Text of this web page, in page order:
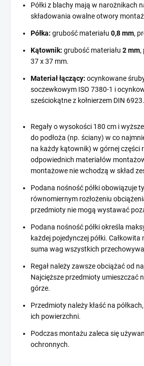
Półki z blachy mają w narożnikach
składowania owalne otwory
Półka: grubość materiału 0,8 mm,
Kątownik: grubość materiału 2 mm,
37 x 37 mm.
Materiał łączący: ocynkowane
soczewkowym ISO 7380-1 i
sześciokątne z kołnierzem DIN 6923.
Regały o wysokości 180 cm i
do podłoża (np. ściany) w co
na każdy kątownik) w górnej części
odpowiednich materiałów
montażowe nie wchodzą w skład
Podana nośność półki obowiązuje
równomiernym rozłożeniu
przedmioty nie mogą wystawać
Podana nośność półki określa
każdej pojedynczej półki. Całkowita
suma wag wszystkich
Regał należy zawsze obciążać od
Najcięższe przedmioty umieszczać
górze.
Przedmioty należy kłaść na
ich powierzchni.
Podczas montażu zaleca się
ochronnych.